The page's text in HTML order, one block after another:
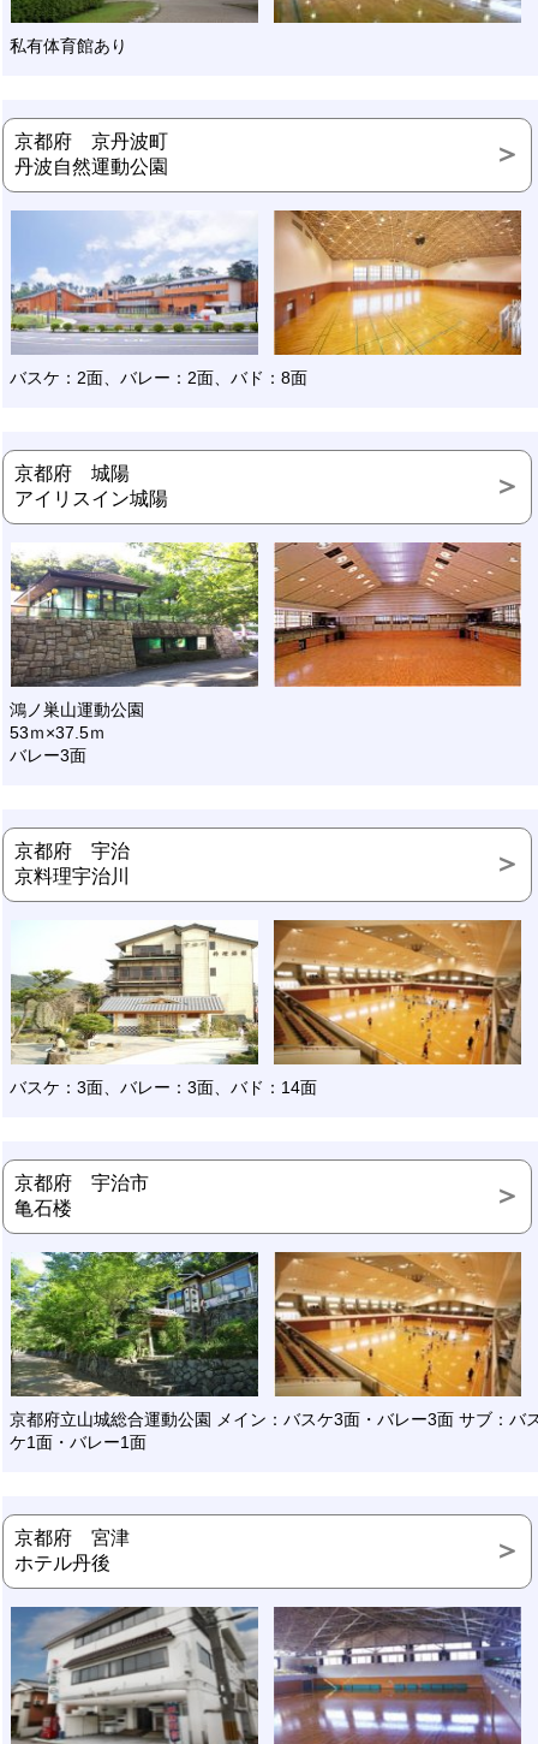
私有体育館あり
京都府 京丹波町
丹波自然運動公園
バスケ：2面、バレー：2面、バド：8面
京都府 城陽
アイリスイン城陽
鴻ノ巣山運動公園
53ｍ×37.5ｍ
バレー3面
京都府 宇治
京料理宇治川
バスケ：3面、バレー：3面、バド：14面
京都府 宇治市
亀石楼
京都府立山城総合運動公園 メイン：バスケ3面・バレー3面 サブ：バ
ケ1面・バレー1面
京都府 宮津
ホテル丹後